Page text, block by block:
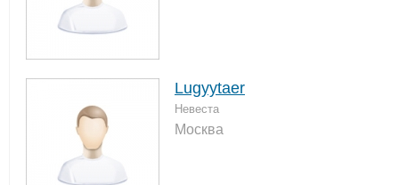
Lugyytaer
Невеста
Москва